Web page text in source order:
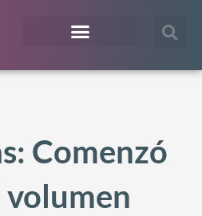
Comenzó
volumen